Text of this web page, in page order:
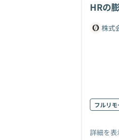
HRの
株式
フルリモ
詳細を表